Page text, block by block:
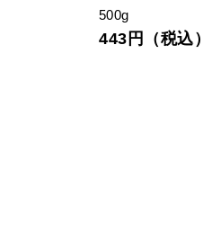
500g
443円（税込）